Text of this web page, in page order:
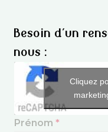
Besoin d'un
nous :
Cliquez
Prénom *